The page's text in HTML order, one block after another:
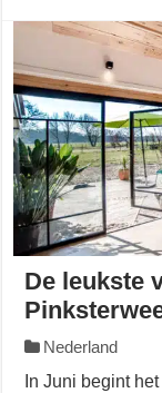
De leukste
Nederland
In Juni begint